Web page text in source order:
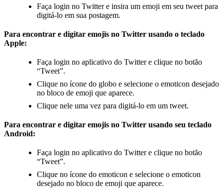
Faça login no Twitter e insira um emoji em seu tweet para
digitá-lo em sua postagem.
Para encontrar e digitar emojis no Twitter usando o teclado
Apple:
Faça login no aplicativo do Twitter e clique no botão
“Tweet”.
Clique no ícone do globo e selecione o emoticon desejado
no bloco de emoji que aparece.
Clique nele uma vez para digitá-lo em um tweet.
Para encontrar e digitar emojis no Twitter usando seu teclado
Android:
Faça login no aplicativo do Twitter e clique no botão
“Tweet”.
Clique no ícone do emoticon e selecione o emoticon
desejado no bloco de emoji que aparece.